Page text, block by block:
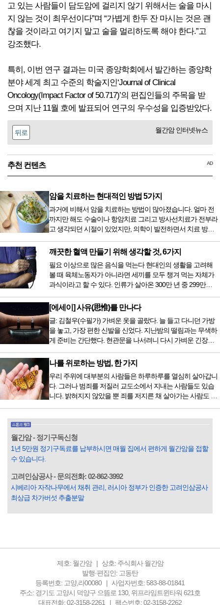
고 있는 사람들이 담도암에 걸리지 않기 위해서는 술을 마시
지 않는 것이 최우선이다”며 “가볍게 한두 잔 마시는 것은 괜
찮을 것이라고 여기지 말고 술을 멀리하도록 해야 한다.”고
강조했다.
특히, 이번 연구 결과는 미국 종양학회에서 발간하는 종양학
분야 세계 최고 수준의 학술지인‘Journal of Clinical
Oncology(Impact Factor of 50.717)’의 편집인들의 주목을 받
으며 지난 11월 호에 발표되어 연구의 우수성을 입증받았다.
뒤로 월간암 인터넷뉴스
추천 컨텐츠 AD
암을 치료하는 현대적인 방법 5가지
과거에 비해서 암을 치료하는 방법이 많아졌습니다. 얼마 전
까지만 해도 수술이나 항암치료 그리고 방사선치료가 전부라
고 생각되던 시절이 있었지만, 의학이 발전하면서 치료 방법
오면서 암을 치료하는 방법이 하나 더 추가되었습니다. 중입
자 치료를 받기 위해서는 일본이나 독일 등 중입자 치료기가
있는 나라에 가서 힘들게 치료받았지만 얼마 전 국내 도입 후
전립선암 환자를 시작으로 중입자 치료기가 가동되었습니다.
치료 범위가 한정되어 모든 암 환자가 중입자 치료를 받을 수
는 없지만 치료...
깨끗한 혈액 만들기 위해 생각할 것, 6가지
필요 이상으로 많은 음식을 먹는다 현대인의 생활을 고려해
볼 때 육체노동자가 아니라면 세끼를 모두 챙겨 먹는 자체가
과식이라고 할 수 있다. 인류가 살아온 300만 년 중 299만
저녁을 습관적으로 음식을 섭취한다. 게다가 밤늦은 시간까지
음식을 먹거나, 아침에 식욕이 없는데도 ‘아침을 먹어야 하루
가 활기차다’라는 이야기에 사로잡혀 억지로 먹는 경우가 많
다. 식욕이 없다는 느낌은 본능이 보내는 신호다. 즉 먹어도 소
화할 힘이 없다거나 더 이상 먹으면 혈액 안에 잉여물...
[에세이] 사유(思惟)를 만나다
글: 김철우(수필가) 가벼운 옷을 골랐다. 늘 들고 다니던 가방
을 놓고, 가장 편한 신발을 신었다. 지난밤의 떨림과는 무색하
게 준비는 간단했다. 현관문을 나서려니 다시 가벼운 긴장감
막이 열리기 전. 그 특유의 무대 냄새를 맡았을 때의 긴장감 같
은 것이었다. 두 금동 미륵 반가사유상을 만나러 가는 길은 그
렇게 시작됐다. 두 반가사유상을 알게 된 것은 몇 해 전이었다.
잡지의 발행인으로 독자에게 선보일 좋은 콘텐츠를 고민하던
중 우리 문화재를 하나씩 소개하고자...
나를 위로하는 방법, 한 가지
우리 주위에 대부분의 사람들은 하루하루를 열심히 살아갑니
다. 그러나 범죄를 저질러 교도소에서 지내는 사람들도 있습
니다. 밝혀지지 않았을 뿐 죄를 저지른 채 살아가는 사람도 있
입힌다는 것입니다. 미꾸라지 한 마리가 시냇물을 흐린다는
옛말이 그저 허투루 생기지는 않은 듯합니다. 대부분의 사람
들은 열심히 살아갑니다. 그렇다고 97%의 사람들이 모두 착
월간암 - 정기구독신청
1년 5만원 정기구독료를 납부하시면 매월 집에서 편하게 월간암을 접할
수 있습니다.
고려인삼공사 - 문의전화: 02-862-3992
시베리아 자작나무에서 채취 관리, 러시아 정부가 인증한 고려인삼공사
최상급 차가버섯 추출분말
제호: 월간암
상호: 주식회사 월간암
발행·편집인: 고동탄
등록번호: 고양,라00080
사업자번호: 583-88-01841
주소: 경기도 고양시 덕양구 으뜸로 130, 위프라임트윈타워 621호
대표전화: 02-3158-2261
팩스번호: 02-3158-2262